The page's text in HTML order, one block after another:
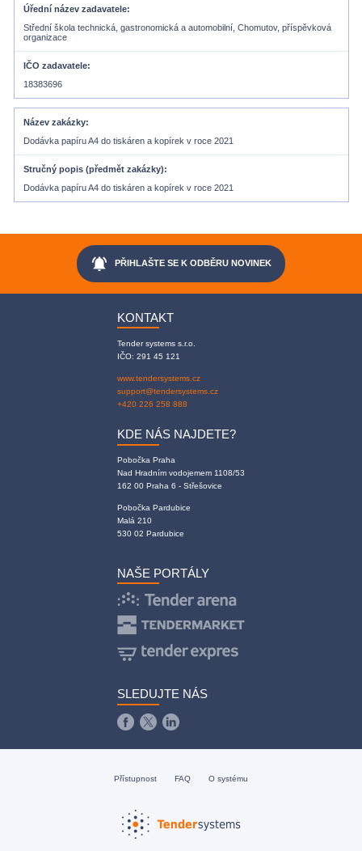
Úřední název zadavatele
Střední škola technická, gastronomická a automobilní, Chomutov, příspěvková
organizace
IČO zadavatele
18383696
Název zakázky
Dodávka papíru A4 do tiskáren a kopírek v roce 2021
Stručný popis (předmět zakázky)
Dodávka papíru A4 do tiskáren a kopírek v roce 2021
notifications_active PŘIHLAŠTE SE K ODBĚRU NOVINEK
KONTAKT
Tender systems s.r.o.
IČO: 291 45 121
www.tendersystems.cz
support@tendersystems.cz
+420 226 258 888
KDE NÁS NAJDETE?
Pobočka Praha
Nad Hradním vodojemem 1108/53
162 00 Praha 6 - Střešovice
Pobočka Pardubice
Malá 210
530 02 Pardubice
NAŠE PORTÁLY
SLEDUJTE NÁS
Přístupnost FAQ O systému